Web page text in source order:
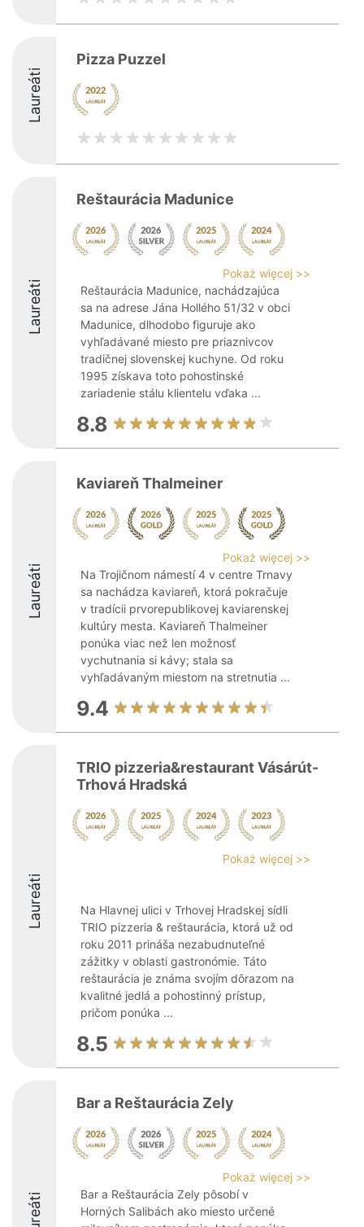
Laureáti
Pizza Puzzel
Laureáti
Reštaurácia Madunice
Pokaż więcej >>
Reštaurácia Madunice, nachádzajúca
sa na adrese Jána Hollého 51/32 v obci
Madunice, dlhodobo figuruje ako
vyhľadávané miesto pre priaznivcov
tradičnej slovenskej kuchyne. Od roku
1995 získava toto pohostinské
zariadenie stálu klientelu vďaka ...
8.8
Laureáti
Kaviareň Thalmeiner
Pokaż więcej >>
Na Trojičnom námestí 4 v centre Trnavy
sa nachádza kaviareň, ktorá pokračuje
v tradícii prvorepublikovej kaviarenskej
kultúry mesta. Kaviareň Thalmeiner
ponúka viac než len možnosť
vychutnania si kávy; stala sa
vyhľadávaným miestom na stretnutia ...
9.4
Laureáti
TRIO pizzeria&restaurant Vásárút-
Trhová Hradská
Pokaż więcej >>
Na Hlavnej ulici v Trhovej Hradskej sídli
TRIO pizzeria & reštaurácia, ktorá už od
roku 2011 prináša nezabudnuteľné
zážitky v oblasti gastronómie. Táto
reštaurácia je známa svojím dôrazom na
kvalitné jedlá a pohostinný prístup,
pričom ponúka ...
8.5
Bar a Reštaurácia Zely
Pokaż więcej >>
Bar a Reštaurácia Zely pôsobí v
Horných Salibách ako miesto určené